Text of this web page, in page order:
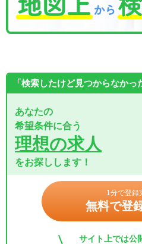
「検索したけど見つからなかっ
あなたの
希望条件に合う
理想の求人
をお探しします！
1分で登録
無料で登
サイト上では公